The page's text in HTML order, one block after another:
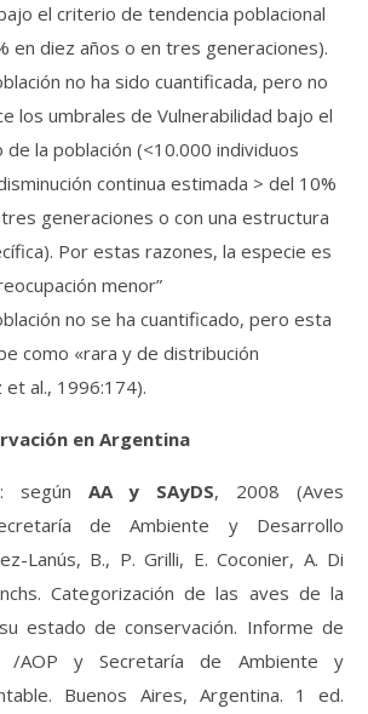
el criterio de tendencia poblacional
en diez años o en tres generaciones).
no ha sido cuantificada, pero no
los umbrales de Vulnerabilidad bajo el
la población (<10.000 individuos
continua estimada > del 10%
generaciones o con una estructura
Por estas razones, la especie es
menor”
no se ha cuantificado, pero esta
como «rara y de distribución
al., 1996:174).
en Argentina
según AA y SAyDS, 2008 (Aves
de Ambiente y Desarrollo
Lanús, B., P. Grilli, E. Coconier, A. Di
Categorización de las aves de la
estado de conservación. Informe de
/AOP y Secretaría de Ambiente y
Buenos Aires, Argentina. 1 ed.